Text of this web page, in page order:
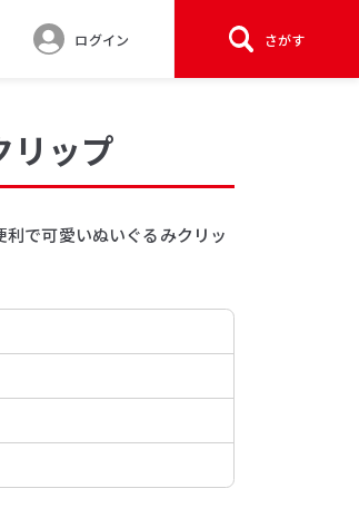
ログイン さがす
リップ
利で可愛いぬいぐるみクリッ